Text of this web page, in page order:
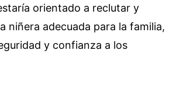
orientado a reclutar y
niñera adecuada para la familia,
y confianza a los